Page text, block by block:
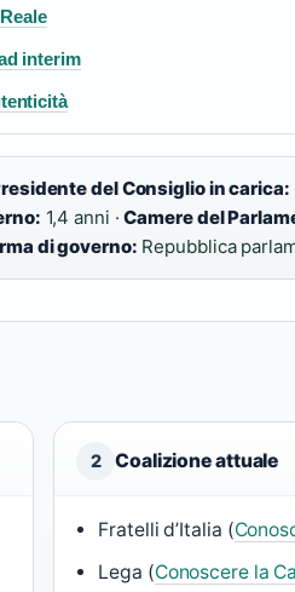
interim
del Consiglio in carica:
1,4 anni ·Camere del
di governo: Repubblica
2 Coalizione attuale
Fratelli d’Italia (
Lega (Conoscere la